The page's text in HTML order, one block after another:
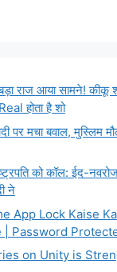
राज आया सामने! कीकू
होता है शो
पर मचा बवाल, मुस्लिम
को कॉल: ईद-
ने
App Lock Kaise
| Password
on Unity is